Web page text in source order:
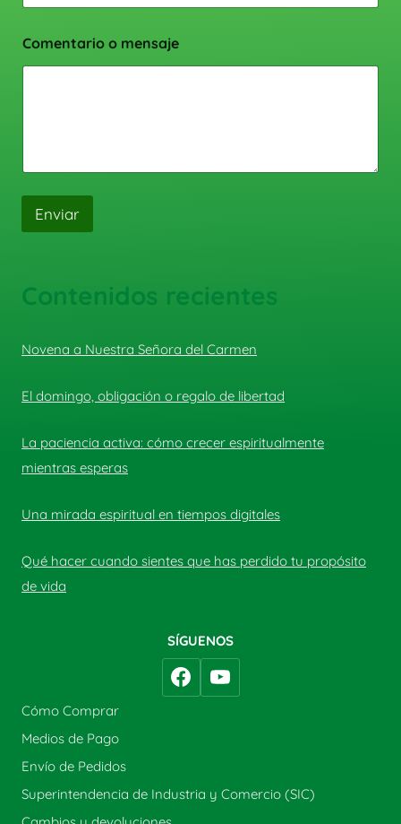
Comentario o mensaje
Enviar
Contenidos recientes
Novena a Nuestra Señora del Carmen
El domingo, obligación o regalo de libertad
La paciencia activa: cómo crecer espiritualmente
mientras esperas
Una mirada espiritual en tiempos digitales
Qué hacer cuando sientes que has perdido tu propósito
de vida
SÍGUENOS
Cómo Comprar
Medios de Pago
Envío de Pedidos
Superintendencia de Industria y Comercio (SIC)